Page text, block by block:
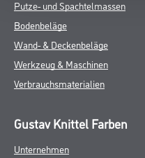
Online-Shop
Farbe
WDV-Systeme
Trockenbau
Bodenbeläge
Wand- & Deckenbeläge